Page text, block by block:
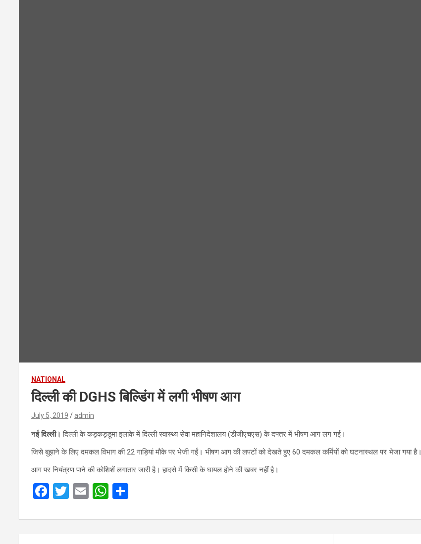
NATIONAL
दिल्ली की DGHS बिल्डिंग में लगी भीषण आग
July 5, 2019 admin
नई दिल्ली। दिल्ली के कड़कड़डूमा इलाके में दिल्ली स्वास्थ्य सेवा महानिदेशालय (डीजीएचएस) के दफ्तर में भीषण आग लग गई।
जिसे बुझाने के लिए दमकल विभाग की 22 गाड़‍ियां मौके पर भेजी गईं। भीषण आग की लपटों को देखते हुए 60 दमकल कर्मियों को घटनास्‍थल पर भेजा गया है।
आग पर नियंत्रण पाने की कोशिशें लगातार जारी है। हादसे में किसी के घायल होने की खबर नहीं है।
F
ce
T
tt
E
ail
W
at ar